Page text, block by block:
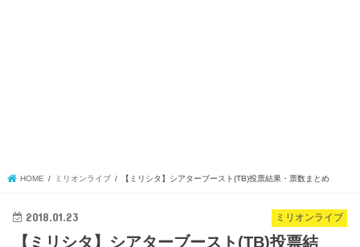
HOME ミリオンライブ 【ミリシタ】シアターブースト(TB)投票結果・票数まとめ
ミリオンライブ
2018.01.23
【ミリシタ】シアターブースト(TB)投票結